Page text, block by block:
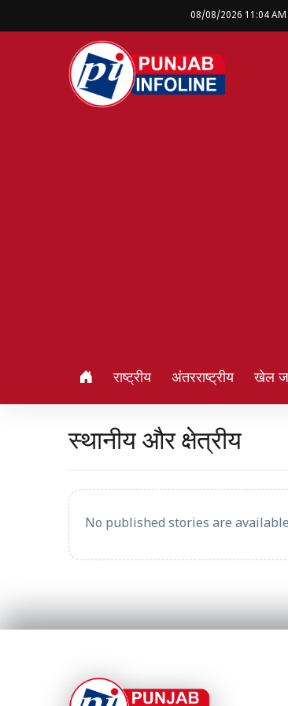
08/08/2026 11:04 AM
राष्ट्रीय अंतरराष्ट्रीय खेल
स्थानीय और क्षेत्रीय
No published stories are